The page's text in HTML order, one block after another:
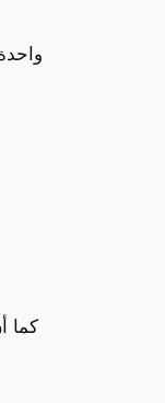
كما